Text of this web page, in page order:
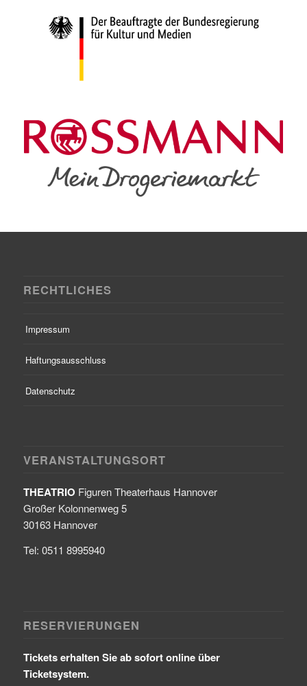
RECHTLICHES
Impressum
Haftungsausschluss
Datenschutz
VERANSTALTUNGSORT
THEATRIO Figuren Theaterhaus Hannover
Großer Kolonnenweg 5
30163 Hannover
Tel: 0511 8995940
RESERVIERUNGEN
Tickets erhalten Sie ab sofort online über
Ticketsystem.